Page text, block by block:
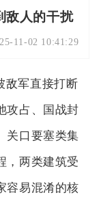
敌人的干扰
11-02 10:41:29
敌军直接打断
攻占、国战封
关口要塞类集
，两类建筑受
容易混淆的核